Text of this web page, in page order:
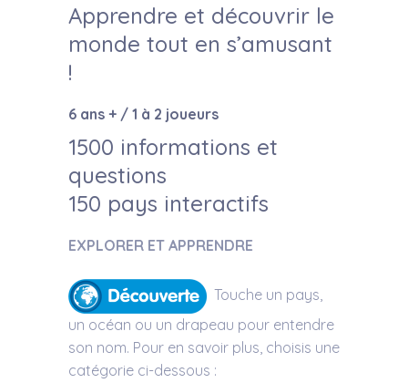
Apprendre et découvrir le
monde tout en s’amusant
!
6 ans + / 1 à 2 joueurs
1500 informations et
questions
150 pays interactifs
EXPLORER ET APPRENDRE
Touche un pays,
un océan ou un drapeau pour entendre
son nom. Pour en savoir plus, choisis une
catégorie ci-dessous :